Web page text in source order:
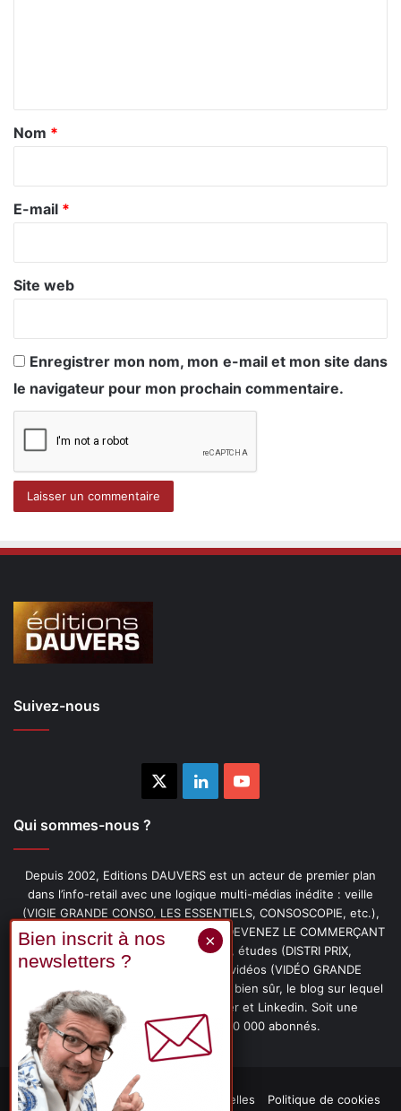
a
r
e
Nom *
E-mail *
Site web
Enregistrer mon nom, mon e-mail et mon site dans
le navigateur pour mon prochain commentaire.
Suivez-nous
LinkedinYouTube
Qui sommes-nous ?
Depuis 2002, Editions DAUVERS est un acteur de premier plan
dans l’info-retail avec une logique multi-médias inédite : veille
(VIGIE GRANDE CONSO, LES ESSENTIELS, CONSOSCOPIE, etc.),
livres (PENSER-CLIENT, IMAGE-PRIX, DEVENEZ LE COMMERÇANT
PRÉFÉRÉ DE VOS CLIENTS, etc.), études (DISTRI PRIX,
PROMOFLASH, DRIVE INSIGHTS), vidéos (VIDÉO GRANDE
CONSO), podcasts (CAFÉ CONSO) et, bien sûr, le blog sur lequel
vous êtes, ainsi que les fils Twitter et Linkedin. Soit une
communauté de plus de 150 000 abonnés.
Mentions légales Données personnelles Politique de cookies